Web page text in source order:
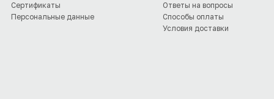
Сертификаты
Персональные данные
Ответы на вопросы
Способы оплаты
Условия доставки